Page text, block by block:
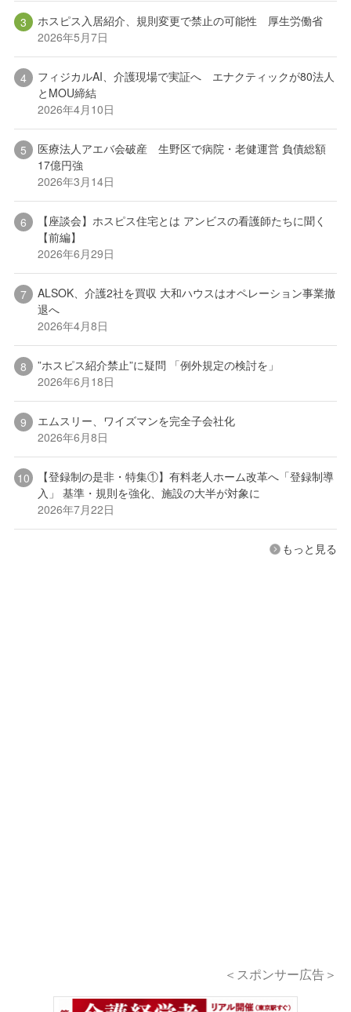
ホスピス入居紹介、規則変更で禁止の可能性 厚生労働省
2026年5月7日
フィジカルAI、介護現場で実証へ エナクティックが80法人
とMOU締結
2026年4月10日
医療法人アエバ会破産 生野区で病院・老健運営 負債総額
17億円強
2026年3月14日
【座談会】ホスピス住宅とは アンビスの看護師たちに聞く
【前編】
2026年6月29日
ALSOK、介護2社を買収 大和ハウスはオペレーション事業撤
退へ
2026年4月8日
”ホスピス紹介禁止”に疑問 「例外規定の検討を」
2026年6月18日
エムスリー、ワイズマンを完全子会社化
2026年6月8日
【登録制の是非・特集①】有料老人ホーム改革へ「登録制導
入」 基準・規則を強化、施設の大半が対象に
2026年7月22日
もっと見る
＜スポンサー広告＞